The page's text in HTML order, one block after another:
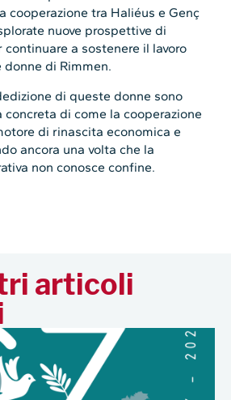
cooperazione tra Haliéus e Genç
nuove prospettive di
a sostenere il lavoro
di Rimmen.
di queste donne sono
concreta di come la cooperazione
di rinascita economica e
ancora una volta che la
non conosce confine.
articoli